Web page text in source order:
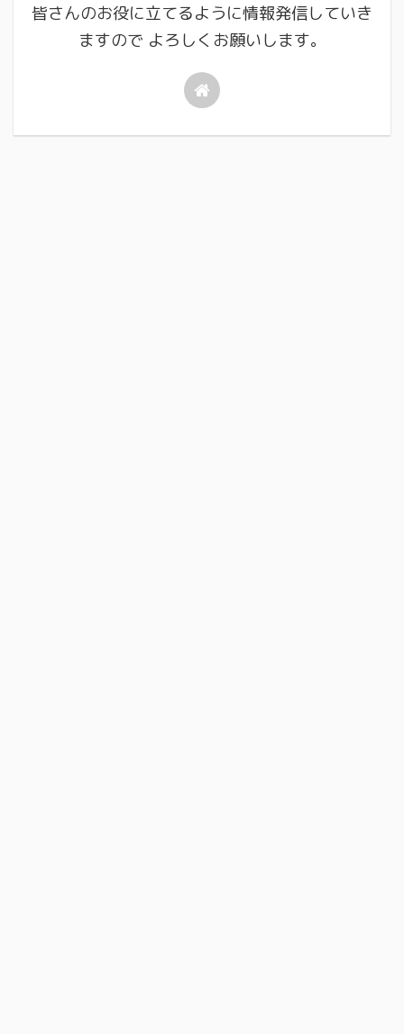
皆さんのお役に立てるように情報発信していき
ますので よろしくお願いします。